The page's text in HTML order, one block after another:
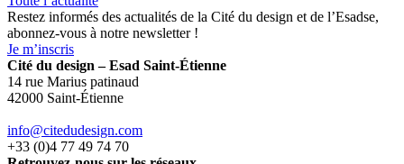
Restez informés des actualités de la Cité du design et de l’Esadse,
abonnez-vous à notre newsletter !
Je m’inscris
Cité du design – Esad Saint-Étienne
14 rue Marius patinaud
42000 Saint-Étienne
info@citedudesign.com
+33 (0)4 77 49 74 70